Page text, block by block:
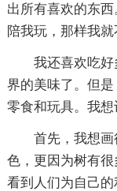
出所有喜欢的东
陪我玩，那样我就
我还喜欢吃
界的美味了。但
零食和玩具。我想
首先，我想
色，更因为树有
看到人们为自己